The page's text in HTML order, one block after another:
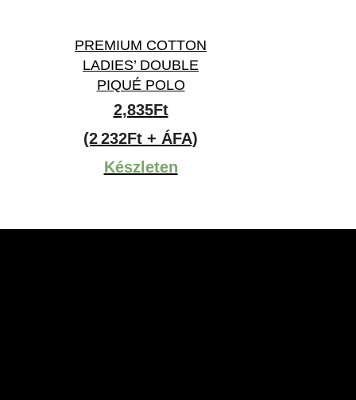
PREMIUM COTTON
LADIES’ DOUBLE
PIQUÉ POLO
2,835Ft
(2 232Ft + ÁFA)
Készleten